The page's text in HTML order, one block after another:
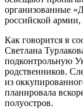
организованные
российской
Как говорится в
Светлана
подконтрольную
родственников.
из
планировала
полуостров.